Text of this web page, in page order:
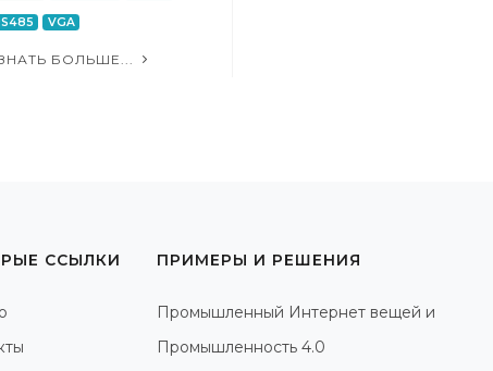
VGA
БОЛЬШЕ...
ССЫЛКИ ПРИМЕРЫ И РЕШЕНИЯ
Промышленный Интернет вещей и
Промышленность 4.0